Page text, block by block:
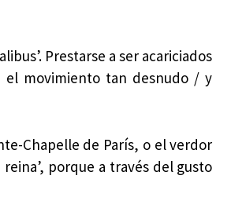
Prestarse a ser acariciados
el movimiento tan desnudo / y
Chapelle de París, o el verdor
porque a través del gusto